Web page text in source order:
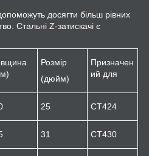
досягти більш рівних
Стальні Z-затискачі є
Розмір
(дюйм)
Призначен
ий для
25 CT424
31 CT430